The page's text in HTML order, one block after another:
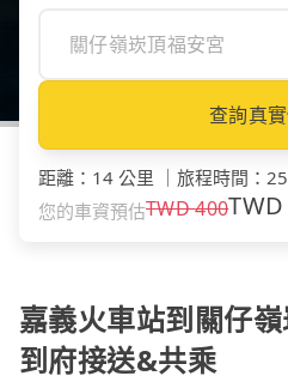
查詢真
距離 ： 14 公里 旅程時間 ：
您的車資預估TWD400TWD
嘉義火車站到關仔
到府接送&共乘